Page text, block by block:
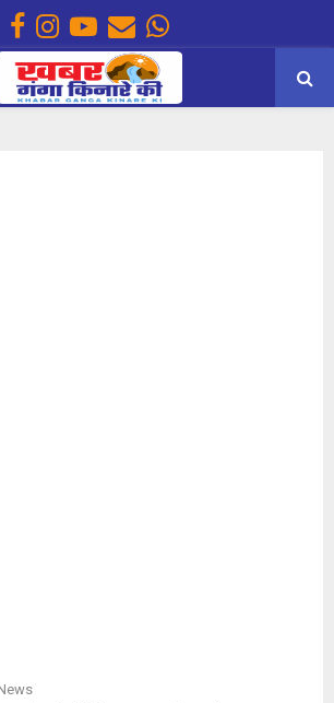
Facebook
Instagram
Youtube
EmailWhatsapp